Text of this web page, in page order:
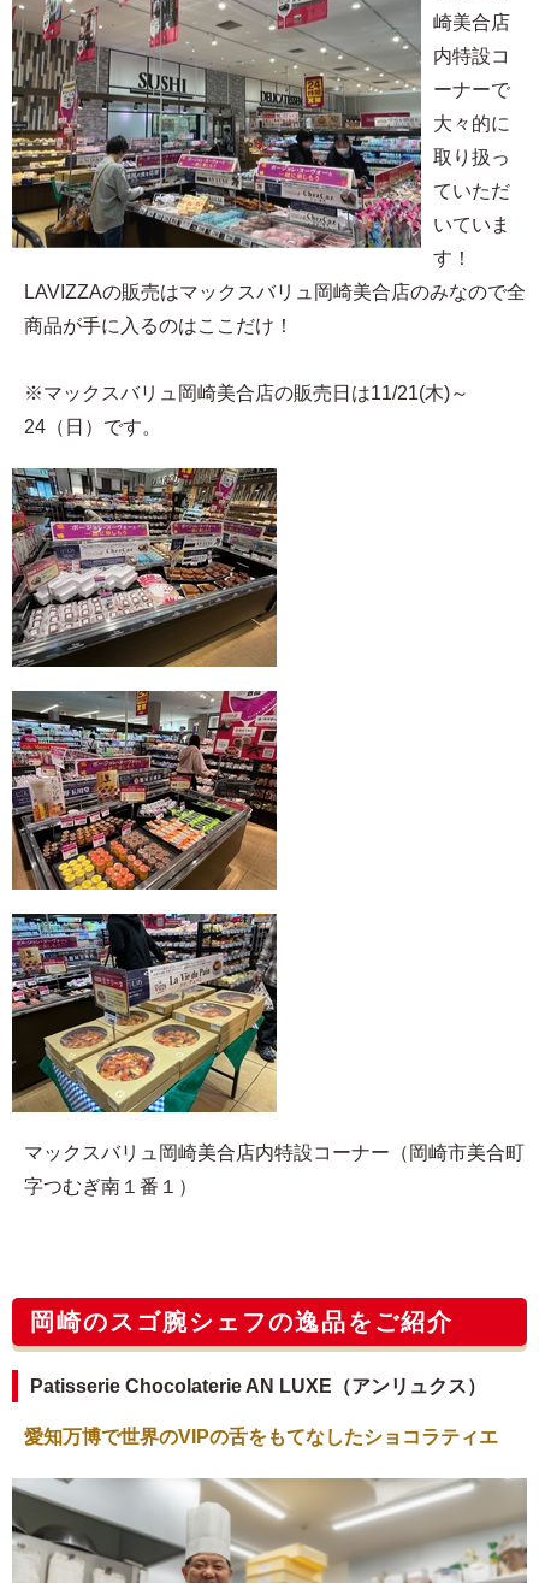
崎美合店
内特設コ
ーナーで
大々的に
取り扱っ
ていただ
いていま
す！
LAVIZZAの販売はマックスバリュ岡崎美合店のみなので全
商品が手に入るのはここだけ！
※マックスバリュ岡崎美合店の販売日は11/21(木)～
24（日）です。
マックスバリュ岡崎美合店内特設コーナー（岡崎市美合町
字つむぎ南１番１）
岡崎のスゴ腕シェフの逸品をご紹介
Patisserie Chocolaterie AN LUXE（アンリュクス）
愛知万博で世界のVIPの舌をもてなしたショコラティエ